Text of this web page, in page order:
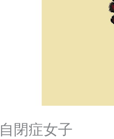
自閉症女子